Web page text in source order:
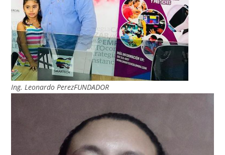
Ing. Leonardo PerezFUNDADOR